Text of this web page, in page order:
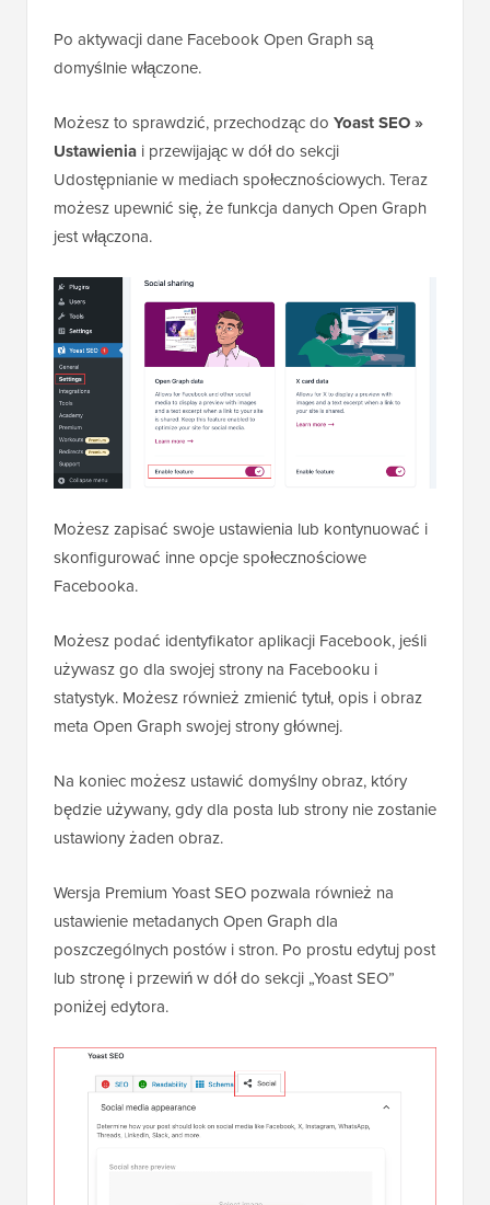
Po aktywacji dane Facebook Open Graph są
domyślnie włączone.
Możesz to sprawdzić, przechodząc do Yoast SEO »
Ustawienia i przewijając w dół do sekcji
Udostępnianie w mediach społecznościowych. Teraz
możesz upewnić się, że funkcja danych Open Graph
jest włączona.
Możesz zapisać swoje ustawienia lub kontynuować i
skonfigurować inne opcje społecznościowe
Facebooka.
Możesz podać identyfikator aplikacji Facebook, jeśli
używasz go dla swojej strony na Facebooku i
statystyk. Możesz również zmienić tytuł, opis i obraz
meta Open Graph swojej strony głównej.
Na koniec możesz ustawić domyślny obraz, który
będzie używany, gdy dla posta lub strony nie zostanie
ustawiony żaden obraz.
Wersja Premium Yoast SEO pozwala również na
ustawienie metadanych Open Graph dla
poszczególnych postów i stron. Po prostu edytuj post
lub stronę i przewiń w dół do sekcji „Yoast SEO”
poniżej edytora.